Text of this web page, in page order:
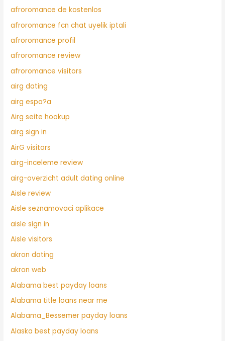
afroromance de kostenlos
afroromance fcn chat uyelik iptali
afroromance profil
afroromance review
afroromance visitors
airg dating
airg espa?a
Airg seite hookup
airg sign in
AirG visitors
airg-inceleme review
airg-overzicht adult dating online
Aisle review
Aisle seznamovaci aplikace
aisle sign in
Aisle visitors
akron dating
akron web
Alabama best payday loans
Alabama title loans near me
Alabama_Bessemer payday loans
Alaska best payday loans